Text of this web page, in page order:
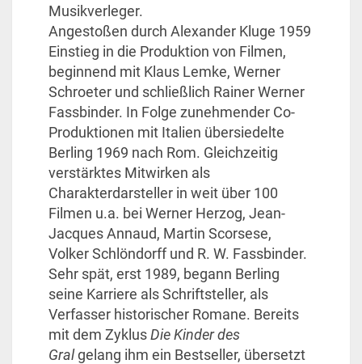
Musikverleger.
Angestoßen durch Alexander Kluge 1959
Einstieg in die Produktion von Filmen,
beginnend mit Klaus Lemke, Werner
Schroeter und schließlich Rainer Werner
Fassbinder. In Folge zunehmender Co-
Produktionen mit Italien übersiedelte
Berling 1969 nach Rom. Gleichzeitig
verstärktes Mitwirken als
Charakterdarsteller in weit über 100
Filmen u.a. bei Werner Herzog, Jean-
Jacques Annaud, Martin Scorsese,
Volker Schlöndorff und R. W. Fassbinder.
Sehr spät, erst 1989, begann Berling
seine Karriere als Schriftsteller, als
Verfasser historischer Romane. Bereits
mit dem ZyklusDie Kinder des
Gralgelang ihm ein Bestseller, übersetzt